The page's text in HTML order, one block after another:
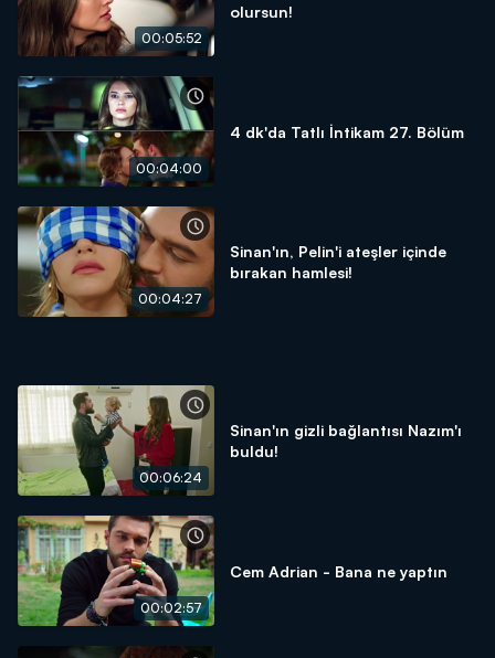
00:05:52
olursun!
00:04:00
4 dk'da Tatlı İntikam 27. Bölüm
00:04:27
Sinan'ın, Pelin'i ateşler içinde
bırakan hamlesi!
00:06:24
Sinan'ın gizli bağlantısı Nazım'ı
buldu!
00:02:57
Cem Adrian - Bana ne yaptın